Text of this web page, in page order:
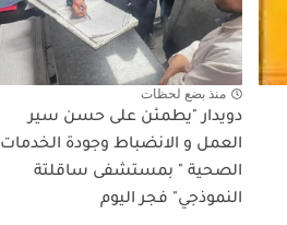
منذ بضع لحظات
دويدار "يطمئن على حسن سير
العمل و الانضباط وجودة الخدمات
الصحية " بمستشفى ساقلتة
النموذجي" فجر اليوم